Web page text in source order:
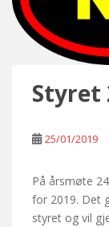
Styret
25/01/2019
På årsmøte
for 2019. Det
styret og vil